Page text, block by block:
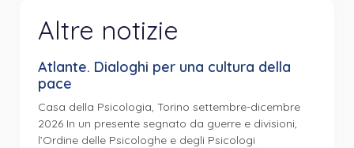
Altre notizie
Atlante. Dialoghi per una cultura della
pace
Casa della Psicologia, Torino settembre-dicembre
2026 In un presente segnato da guerre e divisioni,
l’Ordine delle Psicologhe e degli Psicologi